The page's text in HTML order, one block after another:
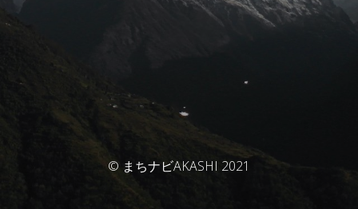
© まちナビAKASHI 2021